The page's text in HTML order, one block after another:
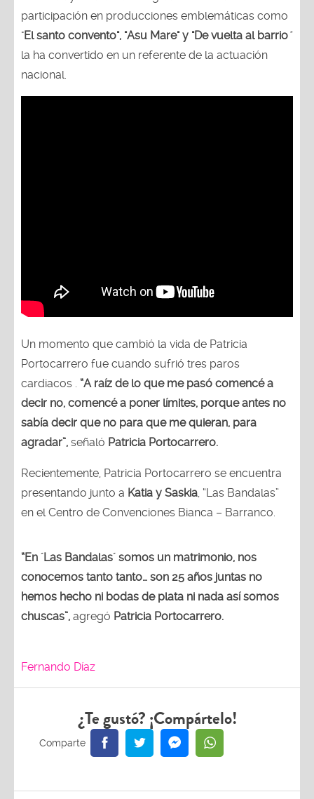
participación en producciones emblemáticas como
"El santo convento", "Asu Mare" y "De vuelta al barrio"
la ha convertido en un referente de la actuación
nacional.
Un momento que cambió la vida de Patricia
Portocarrero fue cuando sufrió tres paros
cardiacos . “A raíz de lo que me pasó comencé a
decir no, comencé a poner límites, porque antes no
sabía decir que no para que me quieran, para
agradar”, señaló Patricia Portocarrero.
Recientemente, Patricia Portocarrero se encuentra
presentando junto a Katia y Saskia, “Las Bandalas”
en el Centro de Convenciones Bianca – Barranco.
“En ´Las Bandalas´ somos un matrimonio, nos
conocemos tanto tanto… son 25 años juntas no
hemos hecho ni bodas de plata ni nada así somos
chuscas”, agregó Patricia Portocarrero.
Fernando Díaz
¿Te gustó? ¡Compártelo!